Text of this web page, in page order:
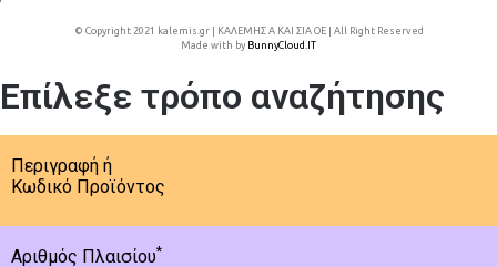
© Copyright 2021 kalemis.gr | ΚΑΛΕΜΗΣ Α ΚΑΙ ΣΙΑ ΟΕ | All Right Reserved
Made with by BunnyCloud.IT
Επίλεξε τρόπο αναζήτησης
Περιγραφή ή
Κωδικό Προϊόντος
Αριθμός Πλαισίου*